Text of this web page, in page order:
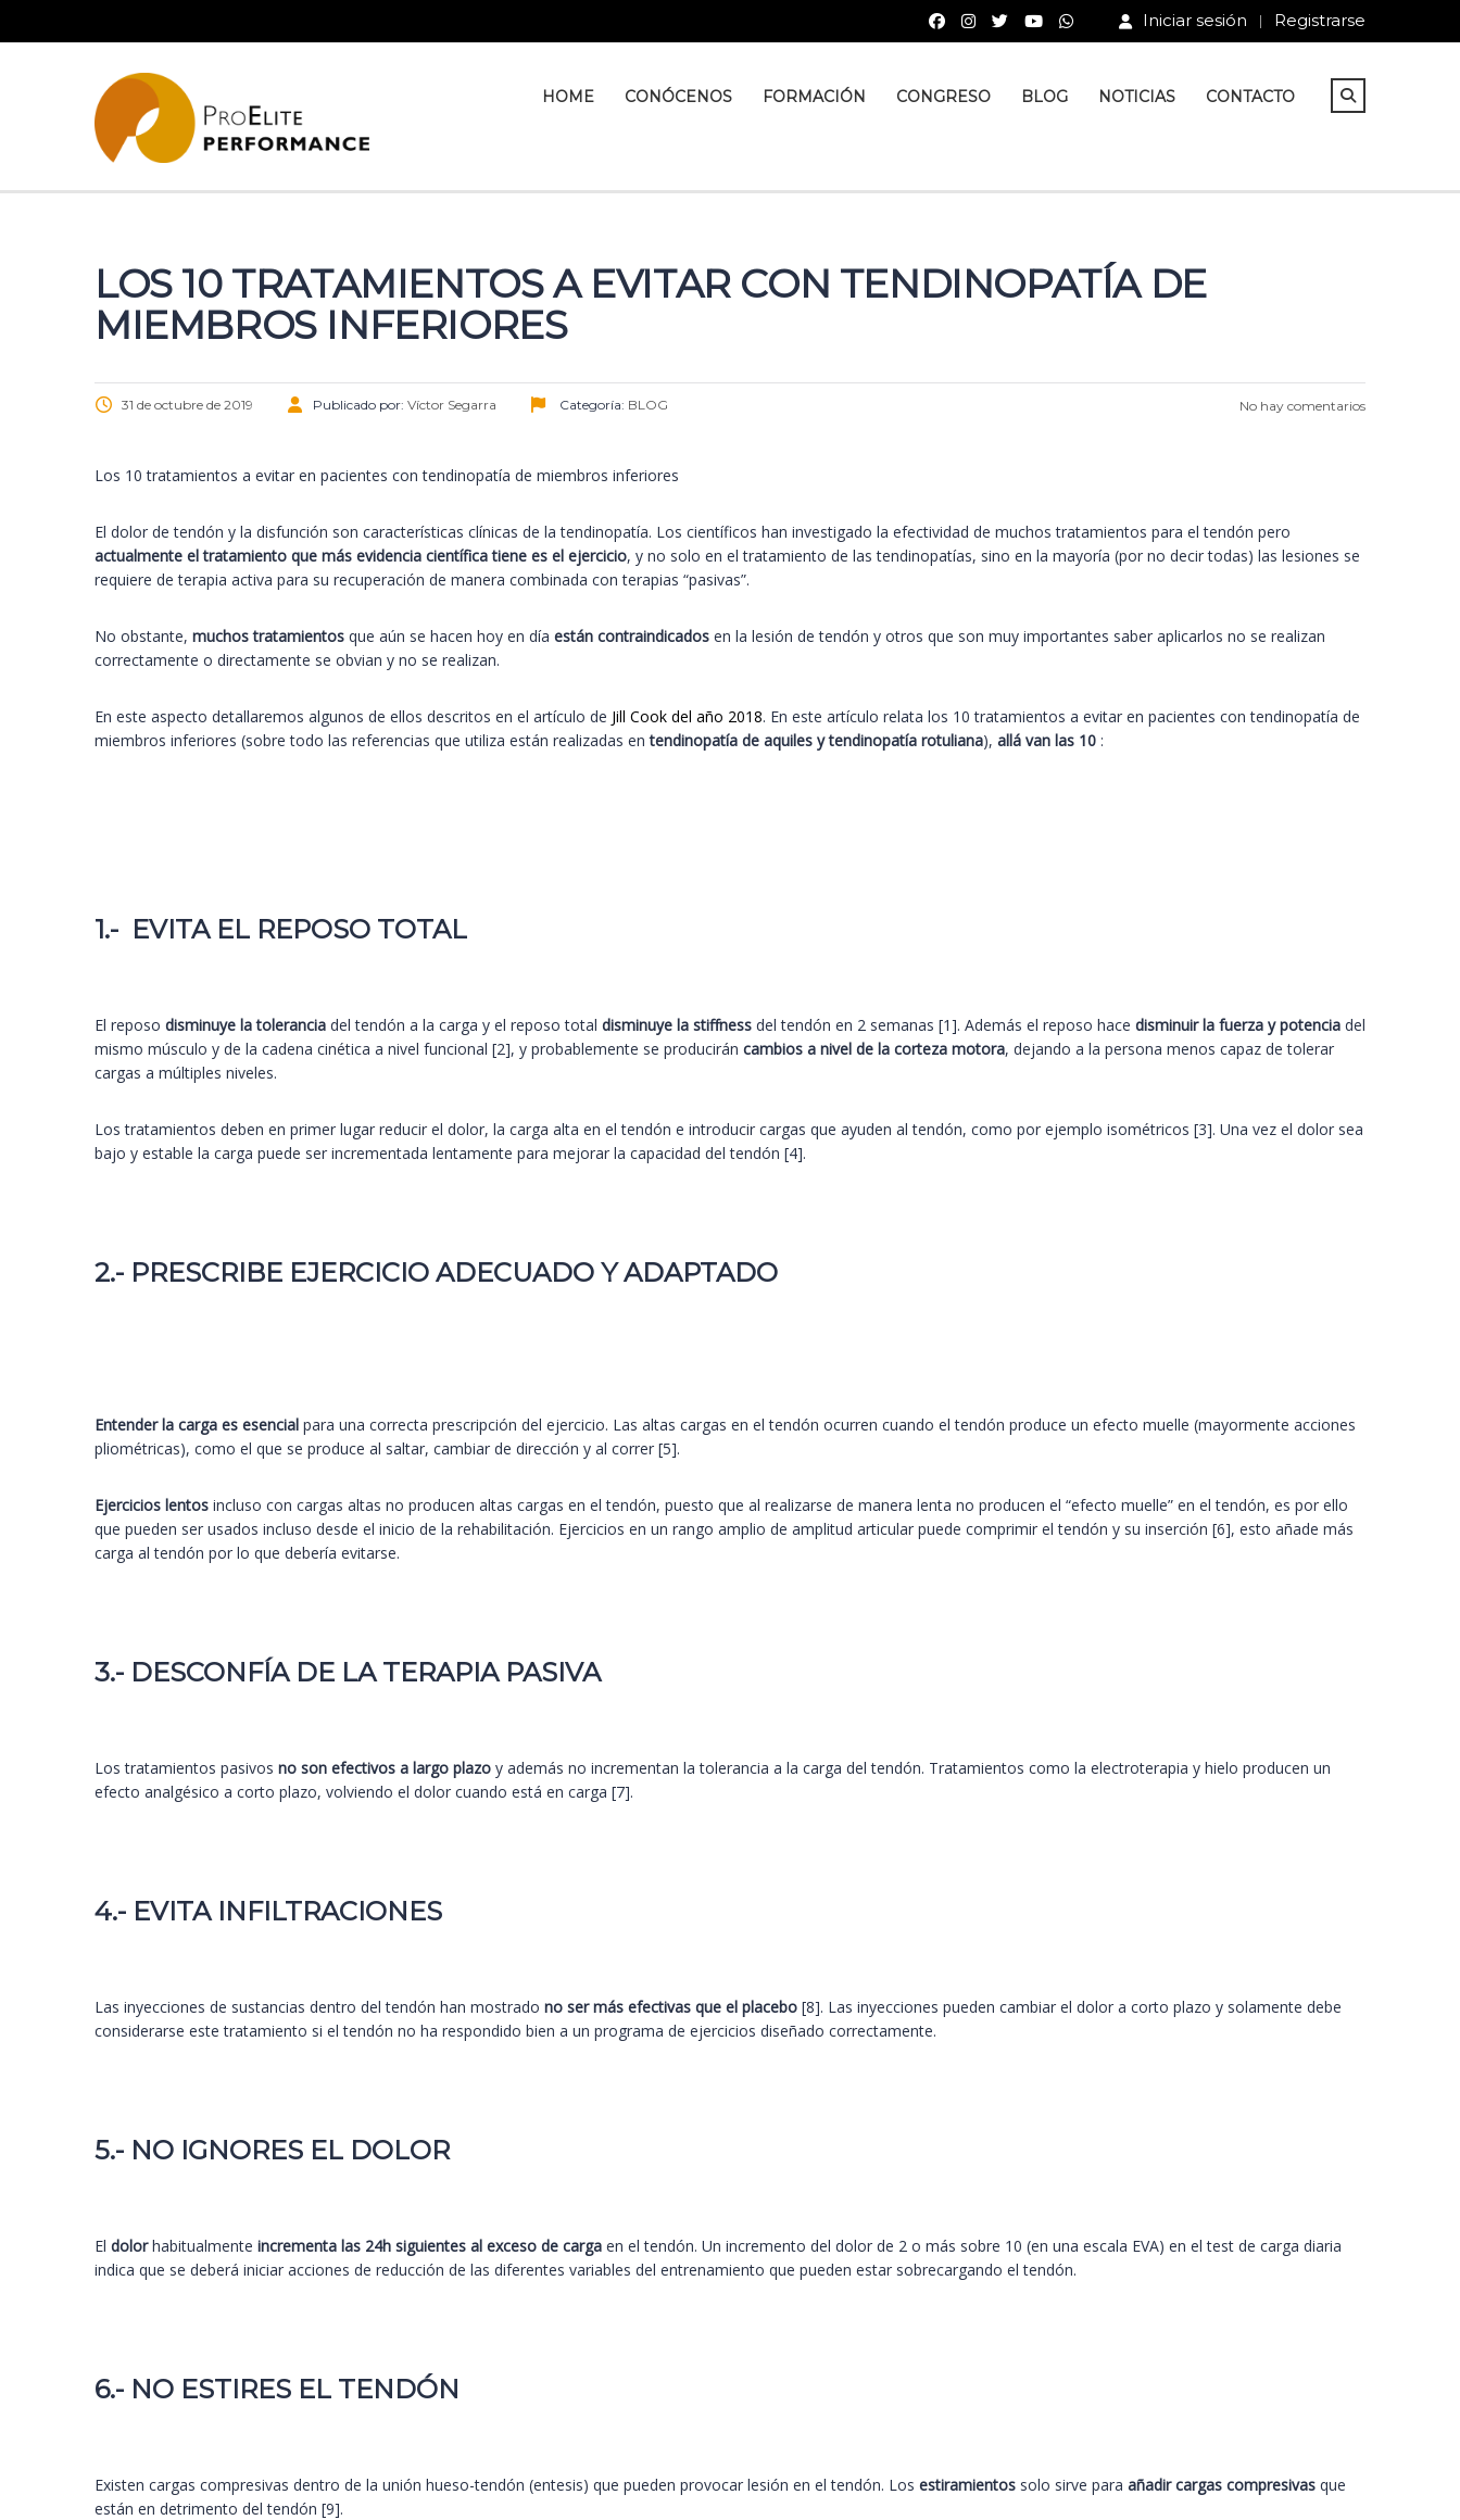
Iniciar sesión Registrarse
HOME CONÓCENOS FORMACIÓN CONGRESO BLOG NOTICIAS CONTACTO
LOS 10 TRATAMIENTOS A EVITAR CON TENDINOPATÍA DE
MIEMBROS INFERIORES
31 de octubre de 2019 Publicado por: Víctor Segarra Categoría: BLOG No hay comentarios
Los 10 tratamientos a evitar en pacientes con tendinopatía de miembros inferiores
El dolor de tendón y la disfunción son características clínicas de la tendinopatía. Los científicos han investigado la efectividad de muchos tratamientos para el tendón pero
actualmente el tratamiento que más evidencia científica tiene es el ejercicio, y no solo en el tratamiento de las tendinopatías, sino en la mayoría (por no decir todas) las lesiones se
requiere de terapia activa para su recuperación de manera combinada con terapias “pasivas”.
No obstante, muchos tratamientos que aún se hacen hoy en día están contraindicados en la lesión de tendón y otros que son muy importantes saber aplicarlos no se realizan
correctamente o directamente se obvian y no se realizan.
En este aspecto detallaremos algunos de ellos descritos en el artículo de Jill Cook del año 2018. En este artículo relata los 10 tratamientos a evitar en pacientes con tendinopatía de
miembros inferiores (sobre todo las referencias que utiliza están realizadas entendinopatía de aquiles y tendinopatía rotuliana), allá van las 10 :
1.- EVITA EL REPOSO TOTAL
El reposo disminuye la tolerancia del tendón a la carga y el reposo total disminuye la stiffness del tendón en 2 semanas [1]. Además el reposo hace disminuir la fuerza y potencia del
mismo músculo y de la cadena cinética a nivel funcional [2], y probablemente se producirán cambios a nivel de la corteza motora, dejando a la persona menos capaz de tolerar
cargas a múltiples niveles.
Los tratamientos deben en primer lugar reducir el dolor, la carga alta en el tendón e introducir cargas que ayuden al tendón, como por ejemplo isométricos [3]. Una vez el dolor sea
bajo y estable la carga puede ser incrementada lentamente para mejorar la capacidad del tendón [4].
2.- PRESCRIBE EJERCICIO ADECUADO Y ADAPTADO
Entender la carga es esencial para una correcta prescripción del ejercicio. Las altas cargas en el tendón ocurren cuando el tendón produce un efecto muelle (mayormente acciones
pliométricas), como el que se produce al saltar, cambiar de dirección y al correr [5].
Ejercicios lentos incluso con cargas altas no producen altas cargas en el tendón, puesto que al realizarse de manera lenta no producen el “efecto muelle” en el tendón, es por ello
que pueden ser usados incluso desde el inicio de la rehabilitación. Ejercicios en un rango amplio de amplitud articular puede comprimir el tendón y su inserción [6], esto añade más
carga al tendón por lo que debería evitarse.
3.- DESCONFÍA DE LA TERAPIA PASIVA
Los tratamientos pasivos no son efectivos a largo plazo y además no incrementan la tolerancia a la carga del tendón. Tratamientos como la electroterapia y hielo producen un
efecto analgésico a corto plazo, volviendo el dolor cuando está en carga [7].
4.- EVITA INFILTRACIONES
Las inyecciones de sustancias dentro del tendón han mostrado no ser más efectivas que el placebo [8]. Las inyecciones pueden cambiar el dolor a corto plazo y solamente debe
considerarse este tratamiento si el tendón no ha respondido bien a un programa de ejercicios diseñado correctamente.
5.- NO IGNORES EL DOLOR
El dolorhabitualmente incrementa las 24h siguientes al exceso de carga en el tendón. Un incremento del dolor de 2 o más sobre 10 (en una escala EVA) en el test de carga diaria
indica que se deberá iniciar acciones de reducción de las diferentes variables del entrenamiento que pueden estar sobrecargando el tendón.
6.- NO ESTIRES EL TENDÓN
Existen cargas compresivas dentro de la unión hueso-tendón (entesis) que pueden provocar lesión en el tendón. Los estiramientos solo sirve para añadir cargas compresivas que
están en detrimento del tendón [9].